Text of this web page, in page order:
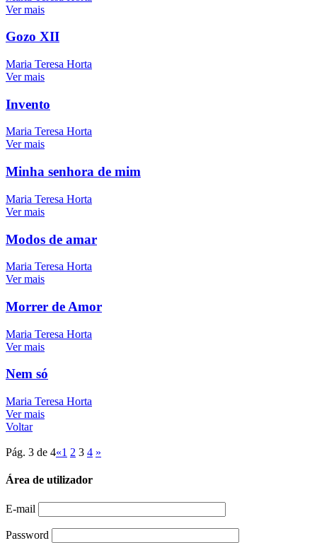
Ver mais
Gozo XII
Maria Teresa Horta
Ver mais
Invento
Maria Teresa Horta
Ver mais
Minha senhora de mim
Maria Teresa Horta
Ver mais
Modos de amar
Maria Teresa Horta
Ver mais
Morrer de Amor
Maria Teresa Horta
Ver mais
Nem só
Maria Teresa Horta
Ver mais
Voltar
Pág. 3 de 4«1 2 3 4 »
Área de utilizador
E-mail
Password